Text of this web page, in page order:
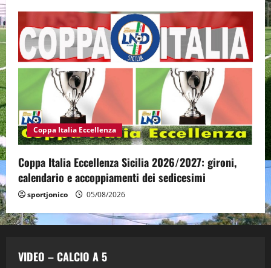
Coppa Italia Eccellenza
Coppa Italia Eccellenza Sicilia 2026/2027: gironi,
calendario e accoppiamenti dei sedicesimi
sportjonico 05/08/2026
VIDEO – CALCIO A 5